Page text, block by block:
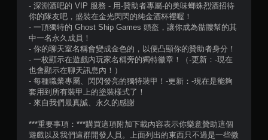
）
，
共
1
則
- 深淵酒吧的 VIP 服務 - 用-贊助者專屬-的美味螂蛛烈酒招待
你的隊友吧，盛裝在金光閃閃的純金酒杯裡喔！
- 一頂獨特的 Ghost Ship Games 頭盔，讓你成為骷髏幫的其
中一名永久成員！
- 你的聊天室名稱會變成金色的，以便凸顯你的贊助者身分！
- 一枚顯示在遊戲內玩家名稱旁的獨特徽章！（-更新：-現在
也會顯示在聊天訊息內！）
- 每種職業專屬、閃閃發亮的獨特裝甲！-更新：-現在是能夠
套用到所有裝甲上的塗裝樣式了！
- 來自我們最真誠、永久的感謝
***重要事項：***購買這項附加下載內容表示你樂意贊助這個
遊戲以及我們這群開發人員。上面列出的東西只不過是一些微